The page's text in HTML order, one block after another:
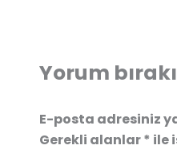
Yorum
E-posta adresiniz
Gerekli alanlar* ile